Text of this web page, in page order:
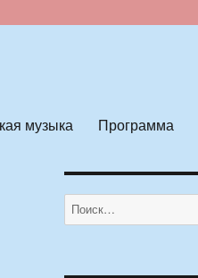
музыка Программа
Искать: